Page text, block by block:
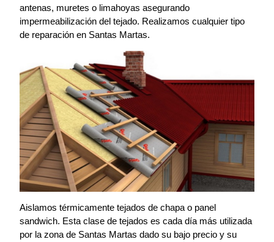
antenas, muretes o limahoyas asegurando
impermeabilización del tejado. Realizamos cualquier tipo
de reparación en Santas Martas.
Aislamos térmicamente tejados de chapa o panel
sandwich. Esta clase de tejados es cada día más utilizada
por la zona de Santas Martas dado su bajo precio y su